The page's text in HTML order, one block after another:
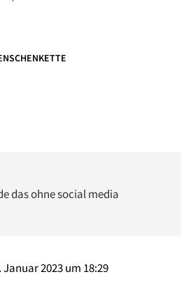
das ohne social media
Januar 2023 um 18:29